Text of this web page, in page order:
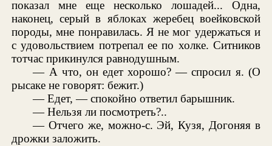
показал мне еще несколько лошадей... Одна,
наконец, серый в яблоках жеребец воейковской
породы, мне понравилась. Я не мог удержаться и
с удовольствием потрепал ее по холке. Ситников
тотчас прикинулся равнодушным.
— А что, он едет хорошо? — спросил я. (О
рысаке не говорят: бежит.)
— Едет, — спокойно ответил барышник.
— Нельзя ли посмотреть?..
— Отчего же, можно-с. Эй, Кузя, Догоняя в
дрожки заложить.